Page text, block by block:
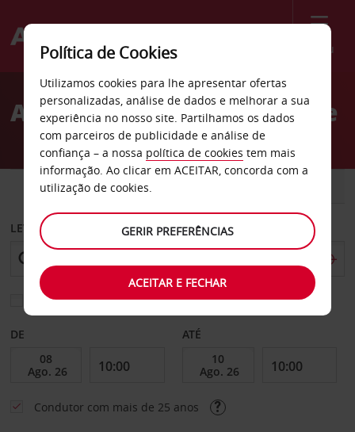
Menu
Welcome
AvisAluguer de carros Ronzone
CARRO
LEVANTAR EM
Escolher uma estação de devolução diferente
DE ATÉ
Condutor com mais de 25 anos
Política de Cookies
Utilizamos cookies para lhe apresentar ofertas
personalizadas, análise de dados e melhorar a sua
experiência no nosso site. Partilhamos os dados
com parceiros de publicidade e análise de
confiança – a nossa política de cookies tem mais
informação. Ao clicar em ACEITAR, concorda com a
utilização de cookies.
GERIR PREFERÊNCIAS
ACEITAR E FECHAR